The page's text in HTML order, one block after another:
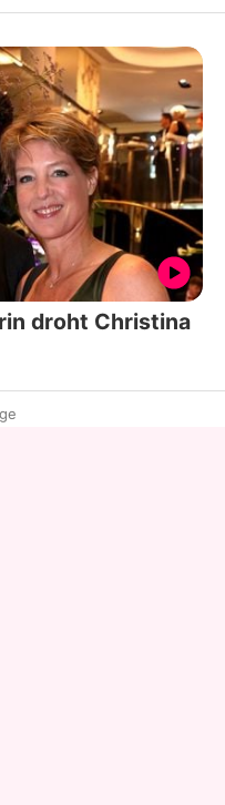
droht Christina